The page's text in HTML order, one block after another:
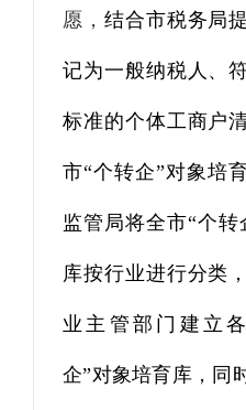
愿 ， 结合市税务局
记为一般纳税人、
标准的个体工商户
市“个转企”对象培
监管局将全市“个转
库按行业进行分类
业主管部门建立
企”对象培育库，同